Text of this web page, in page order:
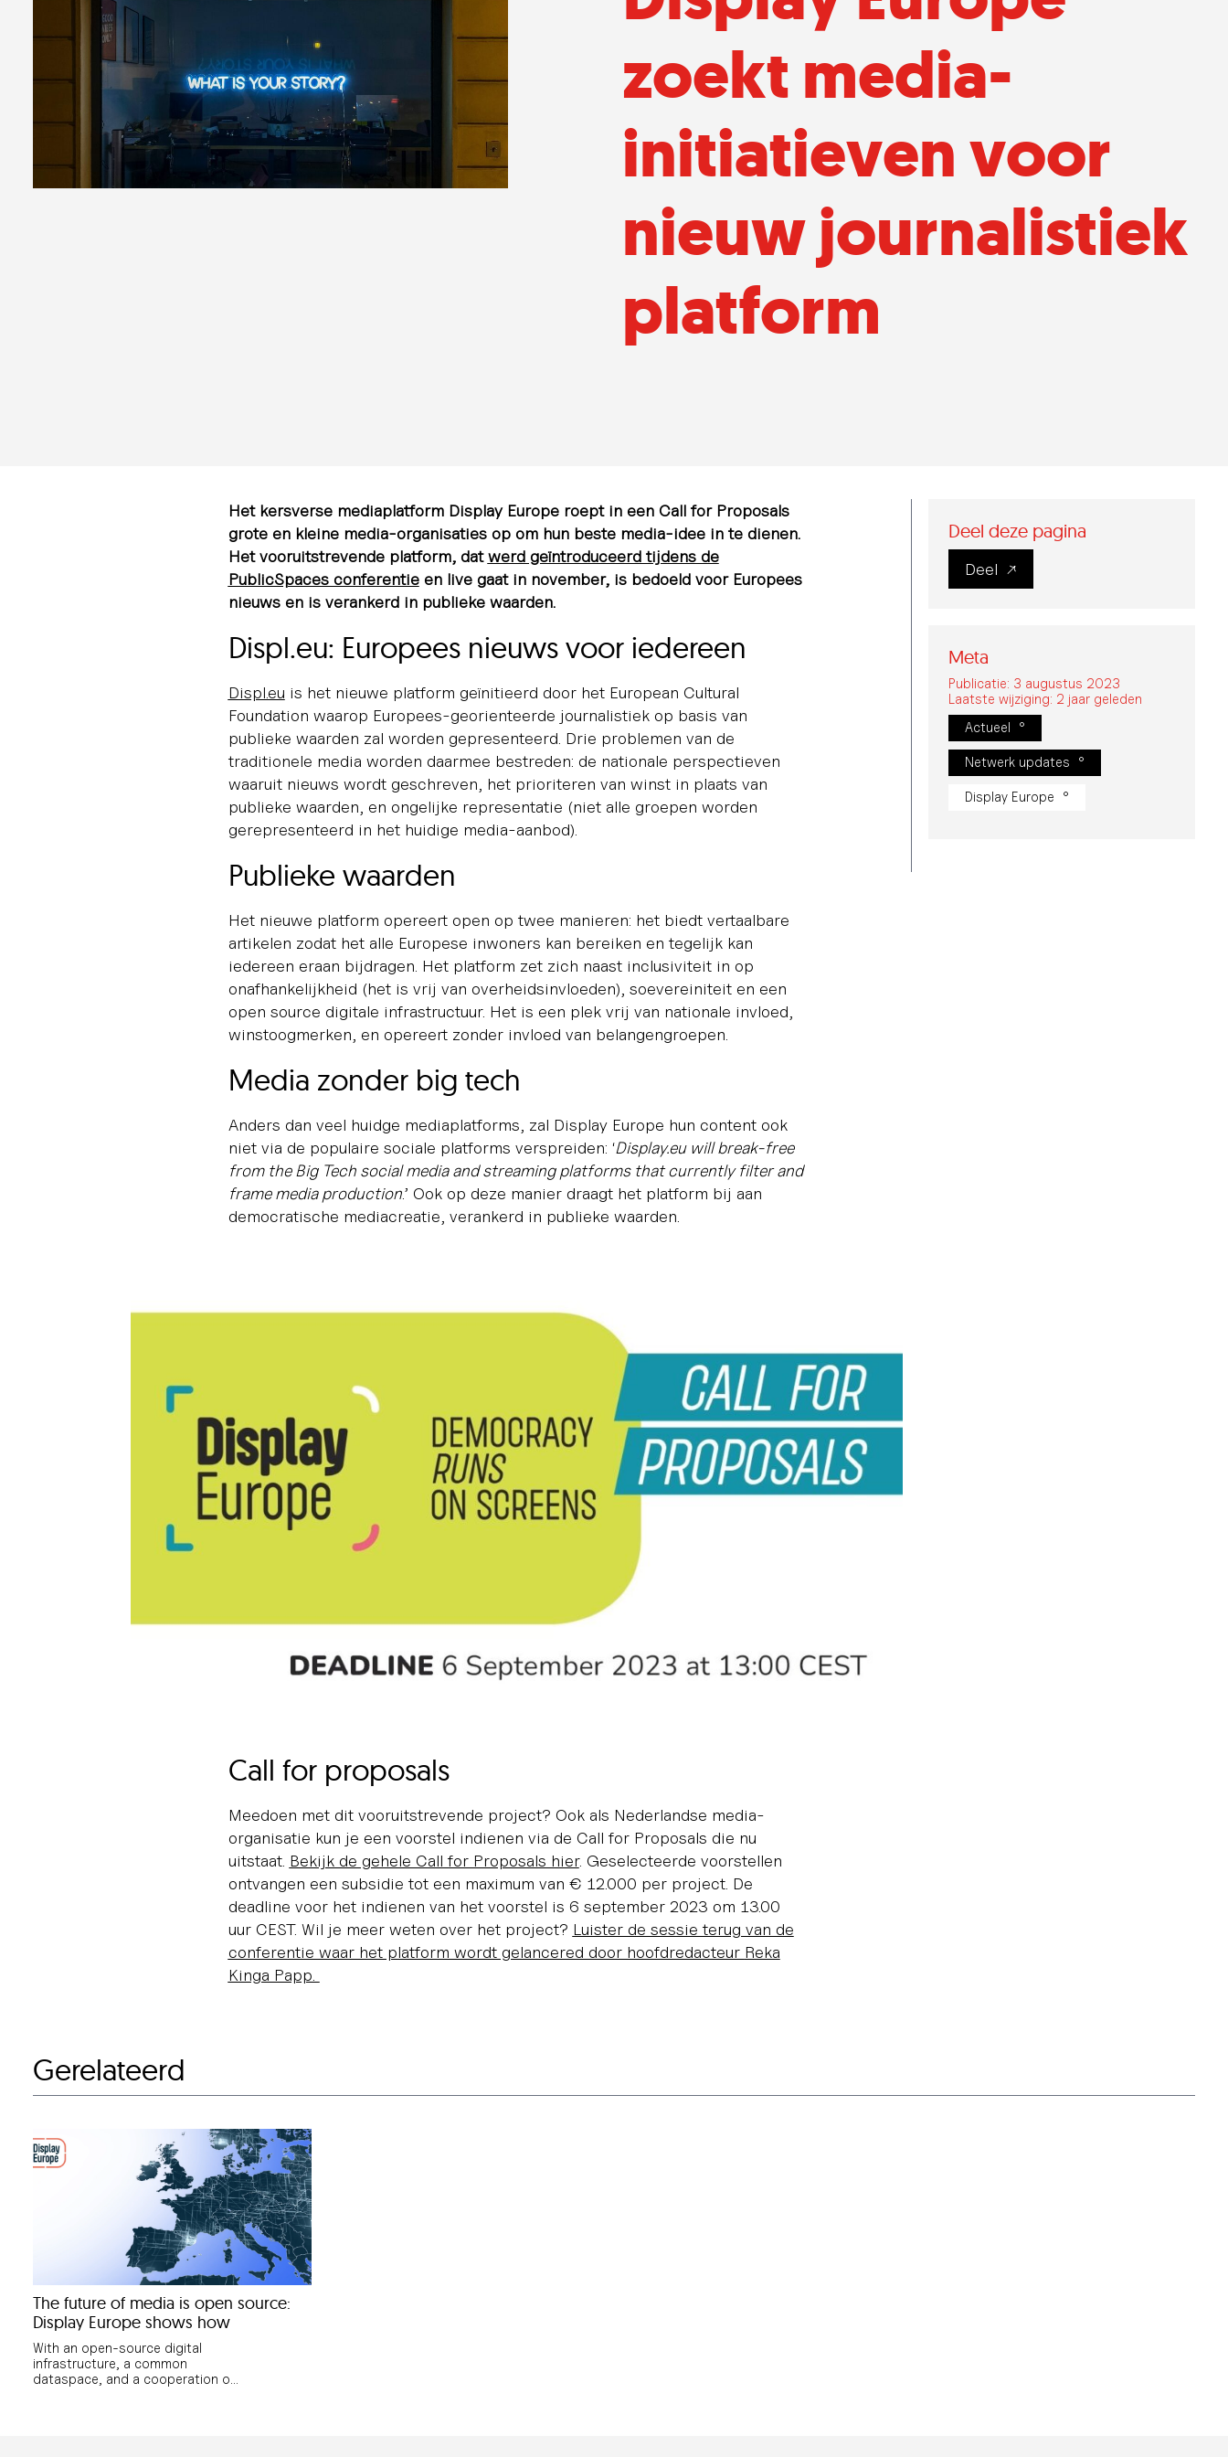
zoekt media-
initiatieven voor
nieuw journalistiek
platform
Het kersverse mediaplatform Display Europe roept in een Call for Proposals
grote en kleine media-organisaties op om hun beste media-idee in te dienen.
Het vooruitstrevende platform, datwerd geïntroduceerd tijdens de
PublicSpaces conferentie en live gaat in november, is bedoeld voor Europees
nieuws en is verankerd in publieke waarden.
Displ.eu: Europees nieuws voor iedereen
Displ.eu is het nieuwe platform geïnitieerd door het European Cultural
Foundation waarop Europees-georienteerde journalistiek op basis van
publieke waarden zal worden gepresenteerd. Drie problemen van de
traditionele media worden daarmee bestreden: de nationale perspectieven
waaruit nieuws wordt geschreven, het prioriteren van winst in plaats van
publieke waarden, en ongelijke representatie (niet alle groepen worden
gerepresenteerd in het huidige media-aanbod).
Publieke waarden
Het nieuwe platform opereert open op twee manieren: het biedt vertaalbare
artikelen zodat het alle Europese inwoners kan bereiken en tegelijk kan
iedereen eraan bijdragen. Het platform zet zich naast inclusiviteit in op
onafhankelijkheid (het is vrij van overheidsinvloeden), soevereiniteit en een
open source digitale infrastructuur. Het is een plek vrij van nationale invloed,
winstoogmerken, en opereert zonder invloed van belangengroepen.
Media zonder big tech
Anders dan veel huidge mediaplatforms, zal Display Europe hun content ook
niet via de populaire sociale platforms verspreiden: ‘Display.eu will break-free
from the Big Tech social media and streaming platforms that currently filter and
frame media production.’ Ook op deze manier draagt het platform bij aan
democratische mediacreatie, verankerd in publieke waarden.
Call for proposals
Meedoen met dit vooruitstrevende project? Ook als Nederlandse media-
organisatie kun je een voorstel indienen via de Call for Proposals die nu
uitstaat. Bekijk de gehele Call for Proposals hier. Geselecteerde voorstellen
ontvangen een subsidie tot een maximum van € 12.000 per project. De
deadline voor het indienen van het voorstel is 6 september 2023 om 13.00
uur CEST. Wil je meer weten over het project? Luister de sessie terug van de
conferentie waar het platform wordt gelancered door hoofdredacteur Reka
Kinga Papp.
Deel deze pagina
Deel
Meta
Publicatie: 3 augustus 2023
Laatste wijziging: 2 jaar geleden
Actueel
Netwerk updates
Display Europe
Gerelateerd
The future of media is open source:
Display Europe shows how
With an open-source digital
infrastructure, a common
dataspace, and a cooperation of